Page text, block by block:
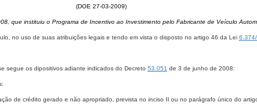
(DOE 27-03-2009)
que instituiu o Programa de Incentivo ao Investimento pelo Fabricante de Veículo
no uso de suas atribuições legais e tendo em vista o disposto no artigo 46 da Lei
segue os dipositivos adiante indicados do Decreto 53.051 de 3 de junho de 2008:
de crédito gerado e não apropriado, prevista no inciso II ou no parágrafo único do